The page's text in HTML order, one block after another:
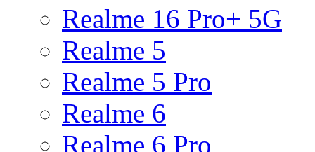
Realme 16 Pro+ 5G
Realme 5
Realme 5 Pro
Realme 6
Realme 6 Pro